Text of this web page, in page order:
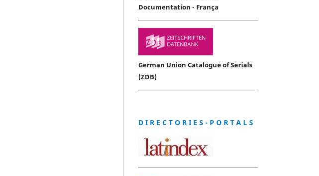
Documentation - França
German Union Catalogue of Serials
(ZDB)
D I R E C T O R I E S - P O R T A L S